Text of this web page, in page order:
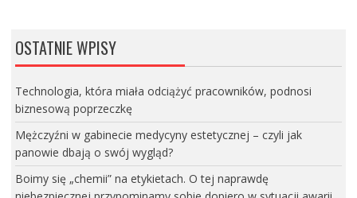
OSTATNIE WPISY
Technologia, która miała odciążyć pracowników, podnosi
biznesową poprzeczkę
Mężczyźni w gabinecie medycyny estetycznej – czyli jak
panowie dbają o swój wygląd?
Boimy się „chemii” na etykietach. O tej naprawdę